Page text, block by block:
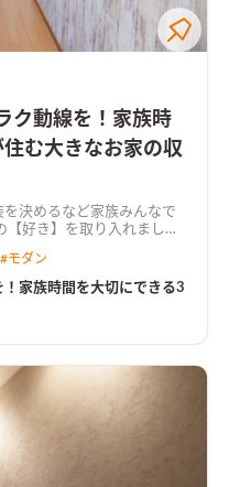
ク動線を！家族時
む大きなお家の収
決めるなど家族みんなで
【好き】を取り入れまし
プンハウスでも多くの方
も部屋をあえてコンパクト
#モダン
家族時間を大切にできる3